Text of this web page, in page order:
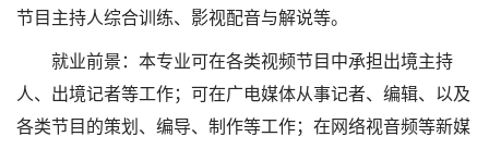
节目主持人综合训练、影视配音与解说等。
就业前景：本专业可在各类视频节目中承担出境主持
人、出境记者等工作；可在广电媒体从事记者、编辑、以及
各类节目的策划、编导、制作等工作；在网络视音频等新媒